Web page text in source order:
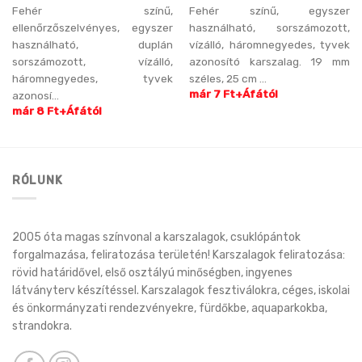
Fehér színű,
ellenőrzőszelvényes, egyszer
használható, duplán
sorszámozott, vízálló,
háromnegyedes, tyvek
azonosí...
már 8 Ft+Áfától
Fehér színű, egyszer
használható, sorszámozott,
vízálló, háromnegyedes, tyvek
azonosító karszalag. 19 mm
széles, 25 cm ...
már 7 Ft+Áfától
RÓLUNK
2005 óta magas színvonal a karszalagok, csuklópántok
forgalmazása, feliratozása területén! Karszalagok feliratozása:
rövid határidővel, első osztályú minőségben, ingyenes
látványterv készítéssel. Karszalagok fesztiválokra, céges, iskolai
és önkormányzati rendezvényekre, fürdőkbe, aquaparkokba,
strandokra.